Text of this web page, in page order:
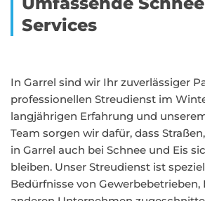
Services
In Garrel sind wir Ihr zuverlässiger
professionellen Streudienst im
langjährigen Erfahrung und
Team sorgen wir dafür, dass
in Garrel auch bei Schnee und Eis
bleiben. Unser Streudienst ist
Bedürfnisse von